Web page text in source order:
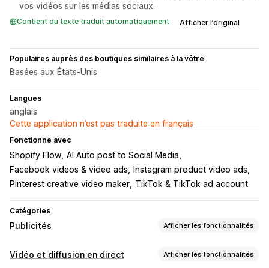
vos vidéos sur les médias sociaux.
Contient du texte traduit automatiquement Afficher l’original
Populaires auprès des boutiques similaires à la vôtre
Basées aux États-Unis
Langues
anglais
Cette application n’est pas traduite en français
Fonctionne avec
Shopify Flow AI Auto post to Social Media
Facebook videos & video ads
Instagram product video ads
Pinterest creative video maker TikTok & TikTok ad account
Catégories
Publicités Afficher les fonctionnalités
Ciblage
Vidéo et diffusion en direct Afficher les fonctionnalités